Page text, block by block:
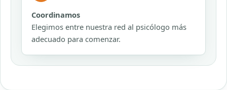
Coordinamos
Elegimos entre nuestra red al psicólogo más
adecuado para comenzar.